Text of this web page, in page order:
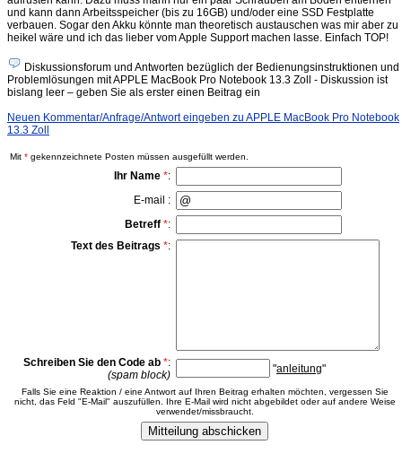
und kann dann Arbeitsspeicher (bis zu 16GB) und/oder eine SSD Festplatte
verbauen. Sogar den Akku könnte man theoretisch austauschen was mir aber zu
heikel wäre und ich das lieber vom Apple Support machen lasse. Einfach TOP!
Diskussionsforum und Antworten bezüglich der Bedienungsinstruktionen und
Problemlösungen mit APPLE MacBook Pro Notebook 13.3 Zoll - Diskussion ist
bislang leer – geben Sie als erster einen Beitrag ein
Neuen Kommentar/Anfrage/Antwort eingeben zu APPLE MacBook Pro Notebook
13.3 Zoll
Mit * gekennzeichnete Posten müssen ausgefüllt werden.
Ihr Name *:
E-mail :
Betreff *:
Text des Beitrags *:
Schreiben Sie den Code ab *:
(spam block)
"anleitung"
Falls Sie eine Reaktion / eine Antwort auf Ihren Beitrag erhalten möchten, vergessen Sie
nicht, das Feld "E-Mail" auszufüllen. Ihre E-Mail wird nicht abgebildet oder auf andere Weise
verwendet/missbraucht.